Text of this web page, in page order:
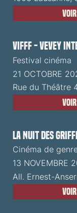
Voir
VIFFF - Vevey
Festival cinéma
21 OCTOBRE
Rue du Théâtre
Voir
La Nuit des
Cinéma de
13 NOVEMBRE
All. Ernest-
Voir